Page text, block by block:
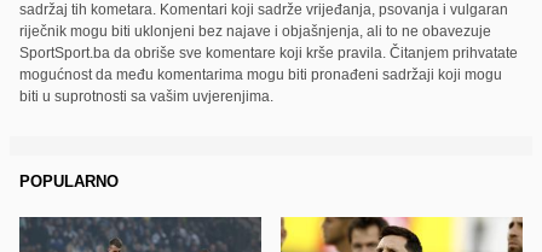
sadržaj tih kometara. Komentari koji sadrže vrijeđanja, psovanja i vulgaran
riječnik mogu biti uklonjeni bez najave i objašnjenja, ali to ne obavezuje
SportSport.ba da obriše sve komentare koji krše pravila. Čitanjem prihvatate
mogućnost da među komentarima mogu biti pronađeni sadržaji koji mogu
biti u suprotnosti sa vašim uvjerenjima.
POPULARNO